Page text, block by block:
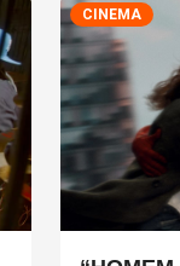
CINEMA